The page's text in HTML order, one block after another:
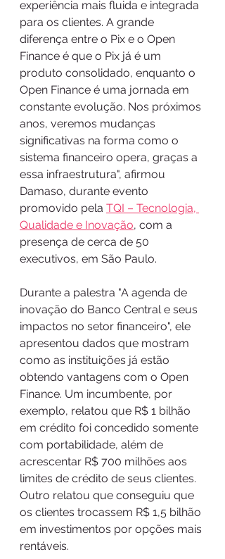
experiência mais fluida e integrada
para os clientes. A grande
diferença entre o Pix e o Open
Finance é que o Pix já é um
produto consolidado, enquanto o
Open Finance é uma jornada em
constante evolução. Nos próximos
anos, veremos mudanças
significativas na forma como o
sistema financeiro opera, graças a
essa infraestrutura", afirmou
Damaso, durante evento
promovido pela TQI – Tecnologia,
Qualidade e Inovação, com a
presença de cerca de 50
executivos, em São Paulo.
Durante a palestra "A agenda de
inovação do Banco Central e seus
impactos no setor financeiro", ele
apresentou dados que mostram
como as instituições já estão
obtendo vantagens com o Open
Finance. Um incumbente, por
exemplo, relatou que R$ 1 bilhão
em crédito foi concedido somente
com portabilidade, além de
acrescentar R$ 700 milhões aos
limites de crédito de seus clientes.
Outro relatou que conseguiu que
os clientes trocassem R$ 1,5 bilhão
em investimentos por opções mais
rentáveis.